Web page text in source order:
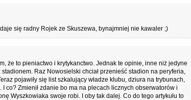
się radny Rojek ze Skuszewa, bynajmniej nie kawaler ;)
że to pieniactwo i krytykanctwo. Jednak te opinie, inne niż jedyne
Raz Nowosielski chciał przenieść stadion na peryferia,
pojawiły się list szkalujący władze klubu, dziura na trybunach,
co? Zmienił zdanie bo ma na plecach licznych obserwatorów i
Wyszkowiaka swoje robi. I oby tak dalej. Co do tego artykułu to